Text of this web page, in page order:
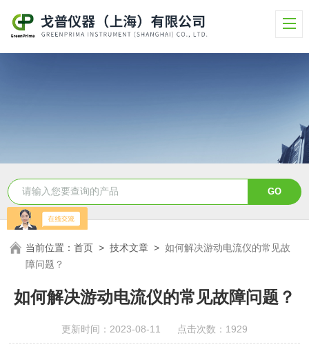
当前位置：首页 >技术文章 >如何解决游动电流仪的常见故
障问题？
如何解决游动电流仪的常见故障问题？
更新时间：2023-08-11 点击次数：1929